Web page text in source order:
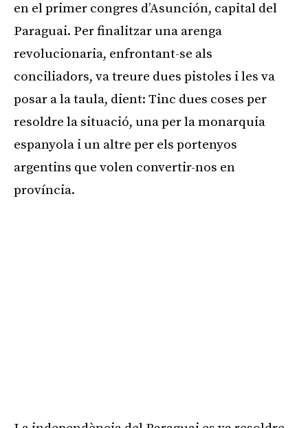
en el primer congres d’Asunción, capital del
Paraguai. Per finalitzar una arenga
revolucionaria, enfrontant-se als
conciliadors, va treure dues pistoles i les va
posar a la taula, dient: Tinc dues coses per
resoldre la situació, una per la monarquia
espanyola i un altre per els portenyos
argentins que volen convertir-nos en
província.